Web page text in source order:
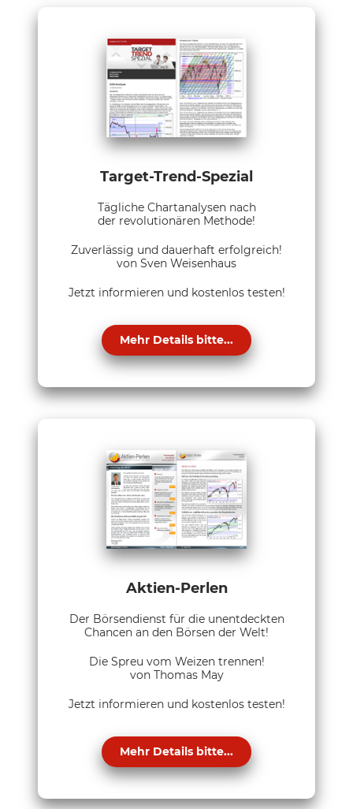
Target-Trend-Spezial
Tägliche Chartanalysen nach
der revolutionären Methode!
Zuverlässig und dauerhaft erfolgreich!
von Sven Weisenhaus
Jetzt informieren und kostenlos testen!
Mehr Details bitte...
Aktien-Perlen
Der Börsendienst für die unentdeckten
Chancen an den Börsen der Welt!
Die Spreu vom Weizen trennen!
von Thomas May
Jetzt informieren und kostenlos testen!
Mehr Details bitte...